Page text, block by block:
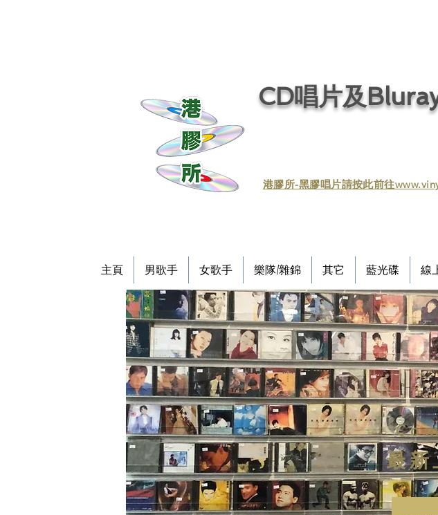
CD唱片及
港膠所-黑膠唱片請按此前往
主頁 男歌手 女歌手 樂隊/雜錦 其它 藍光碟 線
最